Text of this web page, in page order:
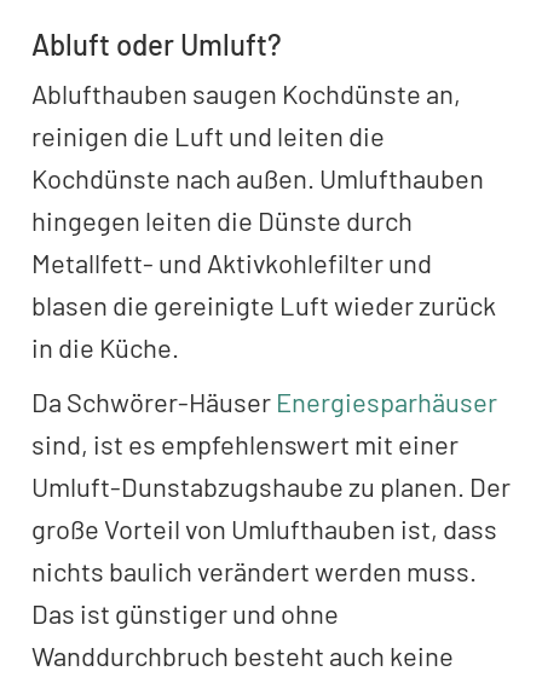
Abluft oder Umluft?
Ablufthauben saugen Kochdünste an,
reinigen die Luft und leiten die
Kochdünste nach außen. Umlufthauben
hingegen leiten die Dünste durch
Metallfett- und Aktivkohlefilter und
blasen die gereinigte Luft wieder zurück
in die Küche.
Da Schwörer-Häuser Energiesparhäuser
sind, ist es empfehlenswert mit einer
Umluft-Dunstabzugshaube zu planen. Der
große Vorteil von Umlufthauben ist, dass
nichts baulich verändert werden muss.
Das ist günstiger und ohne
Wanddurchbruch besteht auch keine